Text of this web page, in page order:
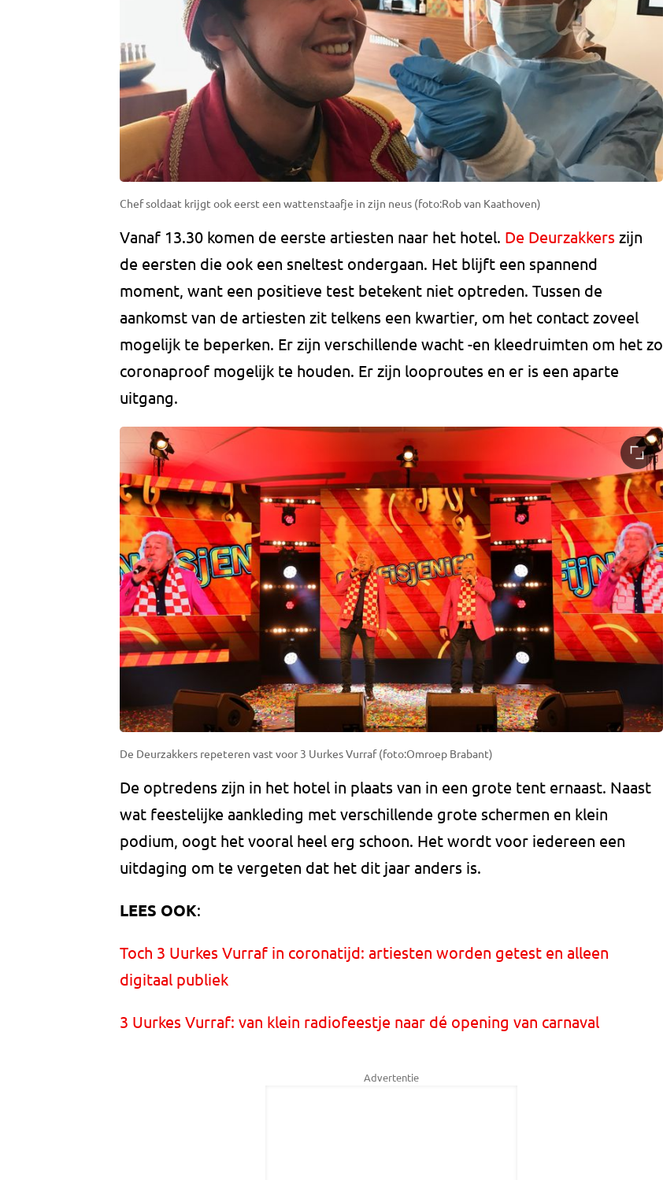
Chef soldaat krijgt ook eerst een wattenstaafje in zijn neus (foto:Rob van Kaathoven)
Vanaf 13.30 komen de eerste artiesten naar het hotel. De Deurzakkers zijn
de eersten die ook een sneltest ondergaan. Het blijft een spannend
moment, want een positieve test betekent niet optreden. Tussen de
aankomst van de artiesten zit telkens een kwartier, om het contact zoveel
mogelijk te beperken. Er zijn verschillende wacht -en kleedruimten om het zo
coronaproof mogelijk te houden. Er zijn looproutes en er is een aparte
uitgang.
De Deurzakkers repeteren vast voor 3 Uurkes Vurraf (foto:Omroep Brabant)
De optredens zijn in het hotel in plaats van in een grote tent ernaast. Naast
wat feestelijke aankleding met verschillende grote schermen en klein
podium, oogt het vooral heel erg schoon. Het wordt voor iedereen een
uitdaging om te vergeten dat het dit jaar anders is.
LEES OOK:
Toch 3 Uurkes Vurraf in coronatijd: artiesten worden getest en alleen
digitaal publiek
3 Uurkes Vurraf: van klein radiofeestje naar dé opening van carnaval
Advertentie